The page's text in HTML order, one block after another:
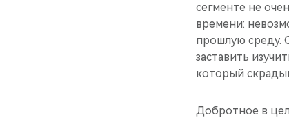
сегменте не
времени:
прошлую среду.
заставить
который
Добротное в